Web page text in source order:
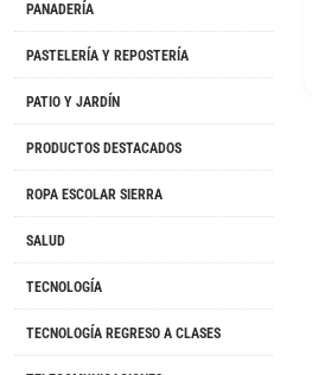
PANADERÍA
PASTELERÍA Y REPOSTERÍA
PATIO Y JARDÍN
PRODUCTOS DESTACADOS
ROPA ESCOLAR SIERRA
SALUD
TECNOLOGÍA
TECNOLOGÍA REGRESO A CLASES